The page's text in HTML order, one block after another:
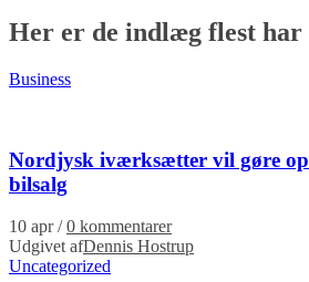
Her er de indlæg flest
Business
Nordjysk iværksætter vil gøre
bilsalg
10 apr / 0 kommentarer
Udgivet afDennis Hostrup
Uncategorized